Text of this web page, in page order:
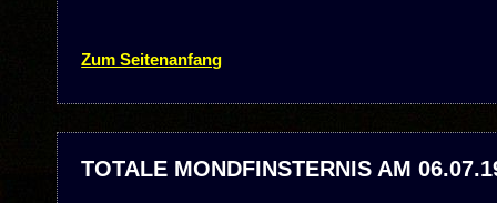
Zum Seitenanfang
TOTALE MONDFINSTERNIS AM